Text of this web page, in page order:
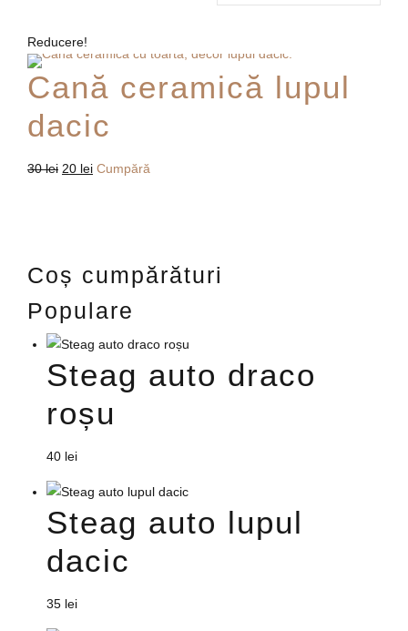
Reducere!
Cană ceramică lupul
dacic
30lei Original
20 leiCurrent
Cumpără
Coș cumpărături
Populare
Steag auto draco
roșu
40 lei
Steag auto lupul
dacic
35 lei